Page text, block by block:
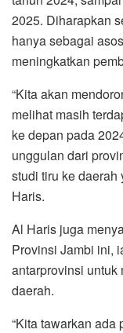
2025. Diharapkan
hanya sebagai
meningkatkan
“Kita akan
melihat masih
ke depan pada
unggulan dari
studi tiru ke daerah
Haris.
Al Haris juga
Provinsi Jambi ini,
antarprovinsi untuk
daerah.
“Kita tawarkan ada